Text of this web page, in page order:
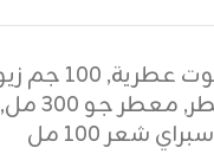
, ١٠٠ جم زيوت عطرية
, معطر جو ٣٠٠ مل ,
سبراي شعر ١٠٠ مل